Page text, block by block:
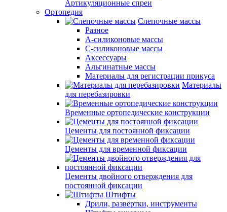
Артикуляционные спреи
Ортопедия
Слепочные массы
Разное
А-силиконовые массы
С-силиконовые массы
Аксессуары
Альгинатные массы
Материалы для регистрации прикуса
Материалы
для перебазировки
Временные ортопедические конструкции
Цементы для постоянной фиксации
Цементы для временной фиксации
Цементы двойного отверждения для
постоянной фиксации
Штифты
Дрили, развертки, инструменты